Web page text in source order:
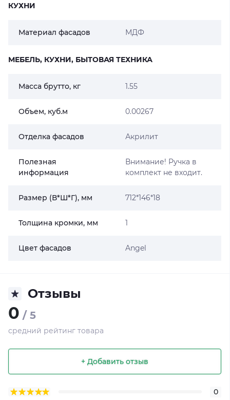
КУХНИ
Материал фасадов МДФ
МЕБЕЛЬ, КУХНИ, БЫТОВАЯ ТЕХНИКА
Масса брутто, кг 1.55
Объем, куб.м 0.00267
Отделка фасадов Акрилит
Полезная
информация
Внимание! Ручка в
комплект не входит.
Размер (В*Ш*Г), мм 712*146*18
Толщина кромки, мм 1
Цвет фасадов Angel
Отзывы
0 / 5
средний рейтинг товара
+ Добавить отзыв
0